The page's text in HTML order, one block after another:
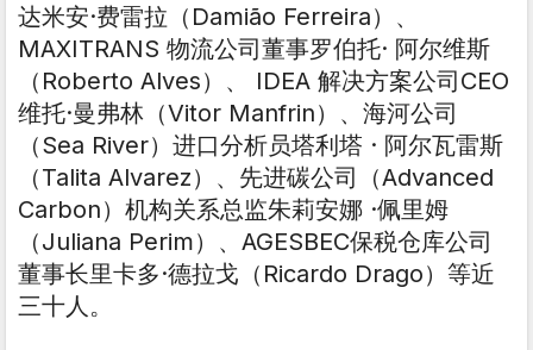
达米安·费雷拉（Damião Ferreira）、
MAXITRANS 物流公司董事罗伯托· 阿尔维斯
（Roberto Alves）、 IDEA 解决方案公司CEO
维托·曼弗林（Vitor Manfrin）、海河公司
（Sea River）进口分析员塔利塔 · 阿尔瓦雷斯
（Talita Alvarez）、先进碳公司（Advanced
Carbon）机构关系总监朱莉安娜 ·佩里姆
（Juliana Perim）、AGESBEC保税仓库公司
董事长里卡多·德拉戈（Ricardo Drago）等近
三十人。